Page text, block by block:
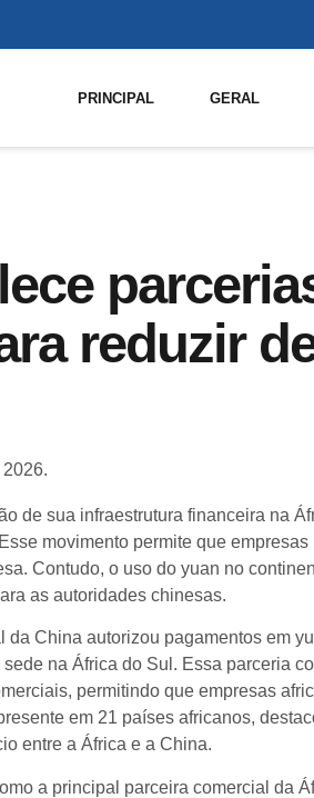
PRINCIPAL GERAL
reduzir
de sua infraestrutura financeira na
movimento permite que
Contudo, o uso do yuan no
as autoridades chinesas.
da China autorizou pagamentos em
na África do Sul. Essa parceria
permitindo que empresas
em 21 países africanos,
entre a África e a China.
a principal parceira comercial da